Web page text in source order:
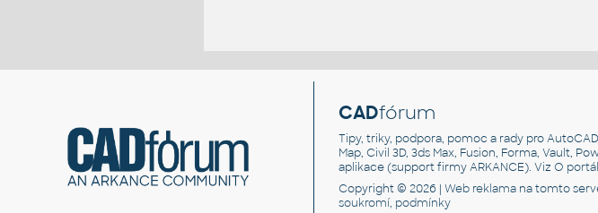
CADfórum
Tipy, triky, podpora, pomoc a rady pro
Map, Civil 3D, 3ds Max, Fusion, Forma, Vault,
aplikace (support firmy ARKANCE). VizO
Copyright © 2026 |Web reklama na tomto
soukromí, podmínky